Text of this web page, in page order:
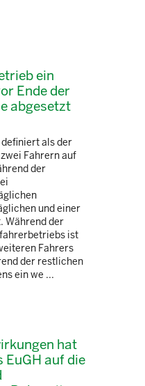
ein
Ende der
abgesetzt
als der
Fahrern auf
der
und einer
Während der
ist
Fahrers
der restlichen
ein we ...
hat
EuGH auf die